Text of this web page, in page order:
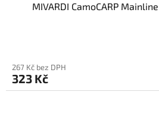
MIVARDI CamoCARP
267 Kč bez DPH
323 Kč